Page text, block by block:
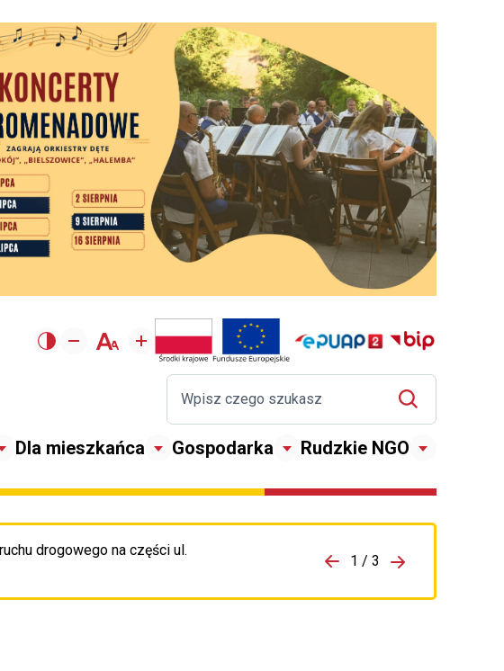
Dla mieszkańca Gospodarka Rudzkie NGO
drogowego na części ul.
Przejdź do porzpedniego komunikatu 1 / 3
Przejdź do